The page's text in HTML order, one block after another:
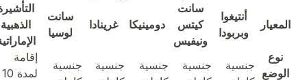
المعيار
أنتيغوا
وبربودا
سانت
كيتس
ونيفيس
دومينيكا غرينادا
سانت
لوسيا
التأشيرة
الذهبية
الإماراتية
نوع
الوضع
جنسية
جنسية
جنسية
جنسية
جنسية
إقامة
لمدة 10